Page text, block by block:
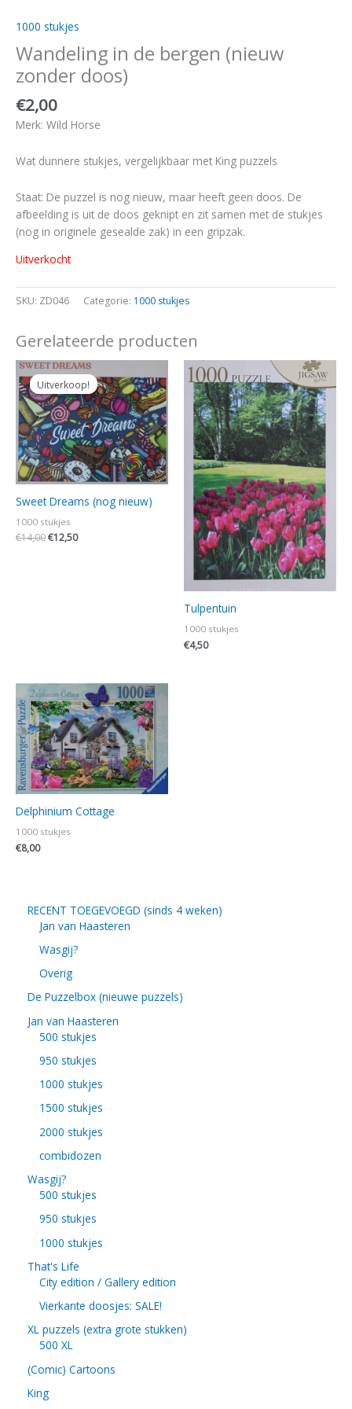
1000 stukjes
Wandeling in de bergen (nieuw
zonder doos)
€2,00
Merk: Wild Horse
Wat dunnere stukjes, vergelijkbaar met King puzzels
Staat: De puzzel is nog nieuw, maar heeft geen doos. De
afbeelding is uit de doos geknipt en zit samen met de stukjes
(nog in originele gesealde zak) in een gripzak.
Uitverkocht
SKU: ZD046 Categorie: 1000 stukjes
Gerelateerde producten
Uitverkoop!
Uitverkoop!
Sweet Dreams (nog nieuw)
1000 stukjes
€14,00
Oorspronkelijke
prijs
was:
€14,00.
€12,50
Huidige
prijs
is:
€12,50.
Tulpentuin
1000 stukjes
€4,50
Delphinium Cottage
1000 stukjes
€8,00
RECENT TOEGEVOEGD (sinds 4 weken)
Jan van Haasteren
Wasgij?
Overig
De Puzzelbox (nieuwe puzzels)
Jan van Haasteren
500 stukjes
950 stukjes
1000 stukjes
1500 stukjes
2000 stukjes
combidozen
Wasgij?
500 stukjes
950 stukjes
1000 stukjes
That's Life
City edition / Gallery edition
Vierkante doosjes: SALE!
XL puzzels (extra grote stukken)
500 XL
(Comic) Cartoons
King